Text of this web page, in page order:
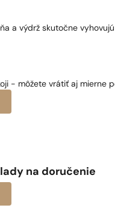
a výdrž skutočne vyhovujú
- môžete vrátiť aj mierne
na doručenie